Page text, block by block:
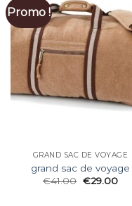
Promo !
GRAND SAC DE VOYAGE
grand sac de voyage
€41.00 €29.00